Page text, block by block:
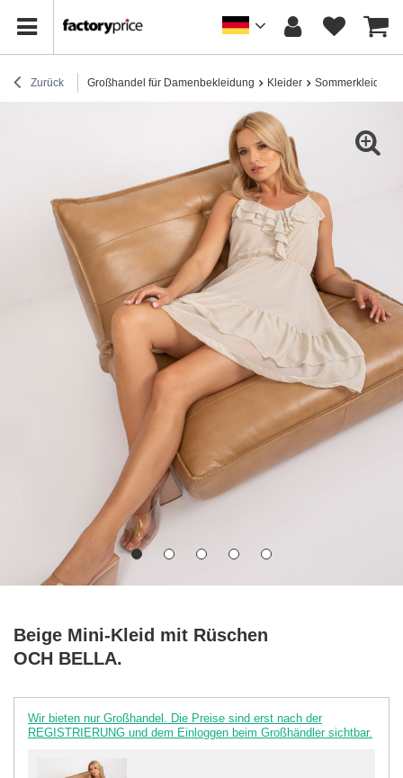
Zurück Großhandel für Damenbekleidung Kleider Sommerkleider
Beige Mini-Kleid mit Rüschen
OCH BELLA.
Wir bieten nur Großhandel. Die Preise sind erst nach der
REGISTRIERUNG und dem Einloggen beim Großhändler sichtbar.